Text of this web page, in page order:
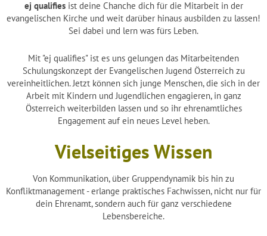
ej qualifiesist deine Chanche dich für die Mitarbeit in der
evangelischen Kirche und weit darüber hinaus ausbilden zu lassen!
Sei dabei und lern was fürs Leben.
Mit "ej qualifies" ist es uns gelungen das Mitarbeitenden
Schulungskonzept der Evangelischen Jugend Österreich zu
vereinheitlichen. Jetzt können sich junge Menschen, die sich in der
Arbeit mit Kindern und Jugendlichen engagieren, in ganz
Österreich weiterbilden lassen und so ihr ehrenamtliches
Engagement auf ein neues Level heben.
Vielseitiges Wissen
Von Kommunikation, über Gruppendynamik bis hin zu
Konfliktmanagement - erlange praktisches Fachwissen, nicht nur für
dein Ehrenamt, sondern auch für ganz verschiedene
Lebensbereiche.